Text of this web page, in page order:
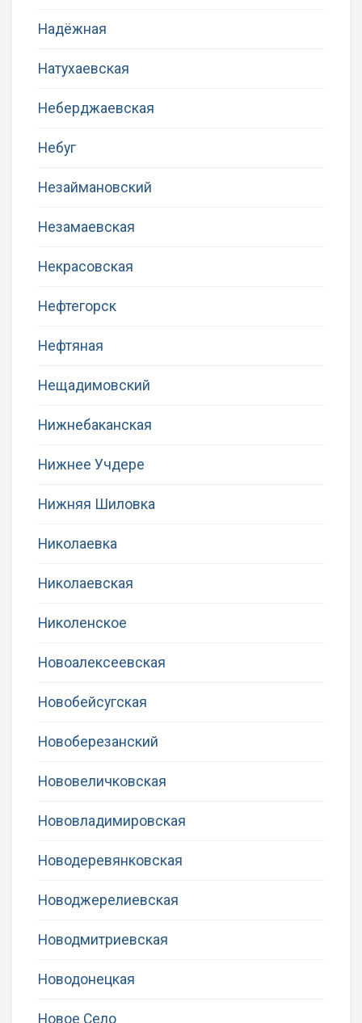
Надёжная
Натухаевская
Неберджаевская
Небуг
Незаймановский
Незамаевская
Некрасовская
Нефтегорск
Нефтяная
Нещадимовский
Нижнебаканская
Нижнее Учдере
Нижняя Шиловка
Николаевка
Николаевская
Николенское
Новоалексеевская
Новобейсугская
Новоберезанский
Нововеличковская
Нововладимировская
Новодеревянковская
Новоджерелиевская
Новодмитриевская
Новодонецкая
Новое Село